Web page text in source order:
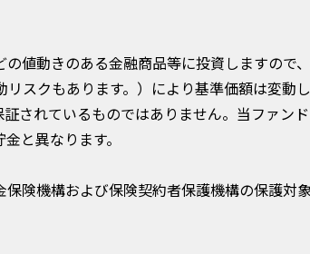
値動きのある金融商品等に投資しますので
スクもあります。）により基準価額は変動し
されているものではありません。当ファン
と異なります。
険機構および保険契約者保護機構の保護対